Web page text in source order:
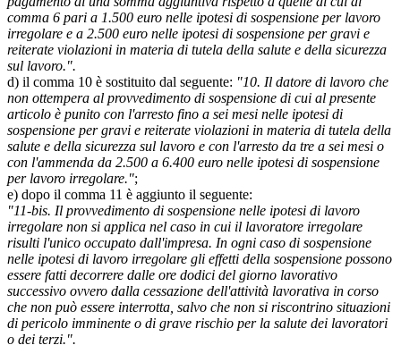
comma 6 pari a 1.500 euro nelle ipotesi di sospensione per lavoro
irregolare e a 2.500 euro nelle ipotesi di sospensione per gravi e
reiterate violazioni in materia di tutela della salute e della sicurezza
sul lavoro.".
d) il comma 10 è sostituito dal seguente: "10. Il datore di lavoro che
non ottempera al provvedimento di sospensione di cui al presente
articolo è punito con l'arresto fino a sei mesi nelle ipotesi di
sospensione per gravi e reiterate violazioni in materia di tutela della
salute e della sicurezza sul lavoro e con l'arresto da tre a sei mesi o
con l'ammenda da 2.500 a 6.400 euro nelle ipotesi di sospensione
per lavoro irregolare.";
e) dopo il comma 11 è aggiunto il seguente:
"11-bis. Il provvedimento di sospensione nelle ipotesi di lavoro
irregolare non si applica nel caso in cui il lavoratore irregolare
risulti l'unico occupato dall'impresa. In ogni caso di sospensione
nelle ipotesi di lavoro irregolare gli effetti della sospensione possono
essere fatti decorrere dalle ore dodici del giorno lavorativo
successivo ovvero dalla cessazione dell'attività lavorativa in corso
che non può essere interrotta, salvo che non si riscontrino situazioni
di pericolo imminente o di grave rischio per la salute dei lavoratori
o dei terzi.".